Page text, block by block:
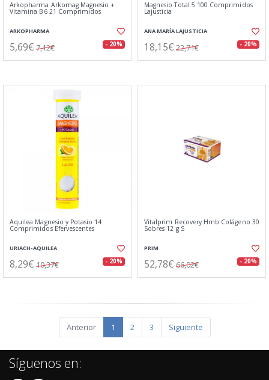
Arkopharma Arkomag Magnesio +
Vitamina B6 21 Comprimidos
ARKOPHARMA
5,69€ 7,12€ - 20%
Magnesio Total 5 100 Comprimidos
Lajusticia
ANA MARÍA LAJUSTICIA
18,15€ 22,71€ - 20%
Aquilea Magnesio y Potasio 14
Comprimidos Efervescentes
URIACH-AQUILEA
8,29€ 10,37€ - 20%
Vitalprim Recovery Hmb Colágeno 30
Sobres 12 g S
PRIM
52,78€ 66,02€ - 20%
Anterior 1 2 3 Siguiente
Síguenos en: